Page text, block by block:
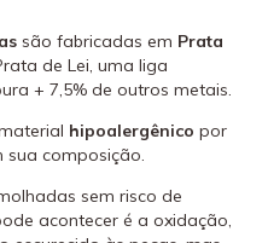
são fabricadas em Prata
de Lei, uma liga
+ 7,5% de outros metais.
hipoalergênico por
sua composição.
sem risco de
acontecer é a oxidação,